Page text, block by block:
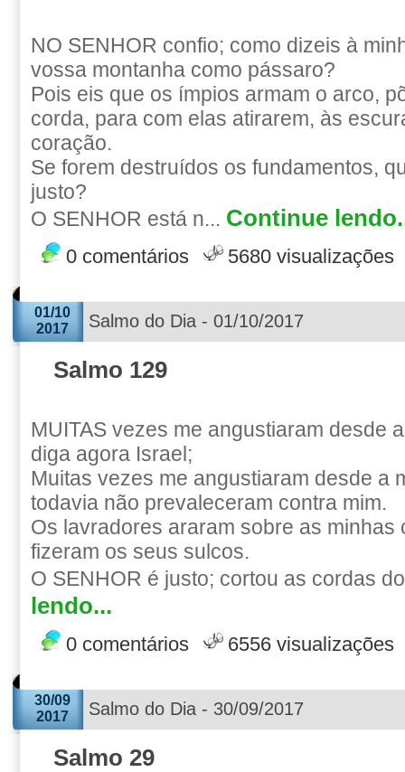
NO SENHOR confio; como dizeis à
vossa montanha como pássaro?
Pois eis que os ímpios armam o arco,
corda, para com elas atirarem, às
coração.
Se forem destruídos os fundamentos,
justo?
O SENHOR está n... Continue
0 comentários 5680 visualizações
01/10
2017
Salmo do Dia - 01/10/2017
Salmo 129
MUITAS vezes me angustiaram desde
diga agora Israel;
Muitas vezes me angustiaram desde a
todavia não prevaleceram contra mim.
Os lavradores araram sobre as minhas
fizeram os seus sulcos.
O SENHOR é justo; cortou as cordas
lendo...
0 comentários 6556 visualizações
30/09
2017
Salmo do Dia - 30/09/2017
Salmo 29